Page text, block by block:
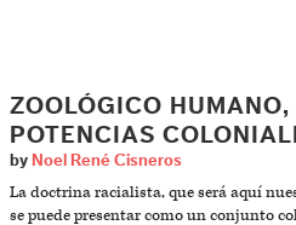
ZOOLÓGICO
POTENCIAS
by Noel René Cisneros
La doctrina racialista, que será aquí
se puede presentar como un conjunto